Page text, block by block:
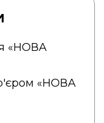
«НОВА
«НОВА